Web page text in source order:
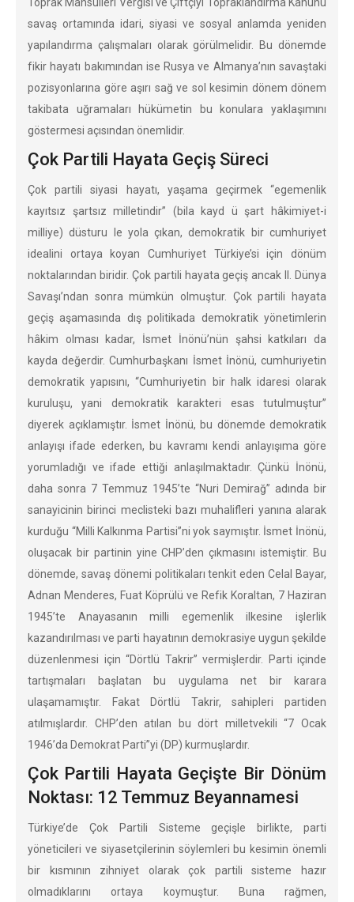
savaş ortamında idari, siyasi ve sosyal anlamda yeniden
yapılandırma çalışmaları olarak görülmelidir. Bu dönemde
fikir hayatı bakımından ise Rusya ve Almanya’nın savaştaki
pozisyonlarına göre aşırı sağ ve sol kesimin dönem dönem
takibata uğramaları hükümetin bu konulara yaklaşımını
göstermesi açısından önemlidir.
Çok Partili Hayata Geçiş Süreci
Çok partili siyasi hayatı, yaşama geçirmek “egemenlik
kayıtsız şartsız milletindir” (bila kayd ü şart hâkimiyet-i
milliye) düsturu le yola çıkan, demokratik bir cumhuriyet
idealini ortaya koyan Cumhuriyet Türkiye’si için dönüm
noktalarından biridir. Çok partili hayata geçiş ancak II. Dünya
Savaşı’ndan sonra mümkün olmuştur. Çok partili hayata
geçiş aşamasında dış politikada demokratik yönetimlerin
hâkim olması kadar, İsmet İnönü’nün şahsi katkıları da
kayda değerdir. Cumhurbaşkanı İsmet İnönü, cumhuriyetin
demokratik yapısını, “Cumhuriyetin bir halk idaresi olarak
kuruluşu, yani demokratik karakteri esas tutulmuştur”
diyerek açıklamıştır. İsmet İnönü, bu dönemde demokratik
anlayışı ifade ederken, bu kavramı kendi anlayışıma göre
yorumladığı ve ifade ettiği anlaşılmaktadır. Çünkü İnönü,
daha sonra 7 Temmuz 1945’te “Nuri Demirağ” adında bir
sanayicinin birinci meclisteki bazı muhalifleri yanına alarak
kurduğu “Milli Kalkınma Partisi”ni yok saymıştır. İsmet İnönü,
oluşacak bir partinin yine CHP’den çıkmasını istemiştir. Bu
dönemde, savaş dönemi politikaları tenkit eden Celal Bayar,
Adnan Menderes, Fuat Köprülü ve Refik Koraltan, 7 Haziran
1945’te Anayasanın milli egemenlik ilkesine işlerlik
kazandırılması ve parti hayatının demokrasiye uygun şekilde
düzenlenmesi için “Dörtlü Takrir” vermişlerdir. Parti içinde
tartışmaları başlatan bu uygulama net bir karara
ulaşamamıştır. Fakat Dörtlü Takrir, sahipleri partiden
atılmışlardır. CHP’den atılan bu dört milletvekili “7 Ocak
1946’da Demokrat Parti”yi (DP) kurmuşlardır.
Çok Partili Hayata Geçişte Bir Dönüm
Noktası: 12 Temmuz Beyannamesi
Türkiye’de Çok Partili Sisteme geçişle birlikte, parti
yöneticileri ve siyasetçilerinin söylemleri bu kesimin önemli
bir kısmının zihniyet olarak çok partili sisteme hazır
olmadıklarını ortaya koymuştur. Buna rağmen,